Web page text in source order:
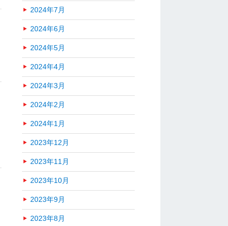
2024年7月
2024年6月
2024年5月
2024年4月
2024年3月
2024年2月
2024年1月
2023年12月
2023年11月
2023年10月
2023年9月
2023年8月